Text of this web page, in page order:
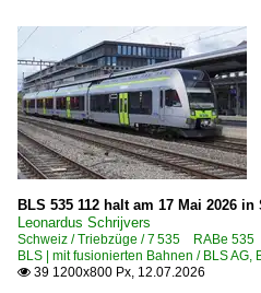
4 482 Re 482 ·SBB·
4 485 Re 485 ·BLS·
4 486 Re 486 ·BLS·
Ae 485 Ae 8/8 ·BLS·
E-Loks | ältere Bauarten
1 936 Ee 935 · Ee 936
Ae 6/8 ·BLS·
Be 4/4
BLS 535 112 halt am 17 Mai 2026
Leonardus Schrijvers
Schweiz / Triebzüge / 7 535 RABe
BLS | mit fusionierten Bahnen / BLS
 39 1200x800 Px, 12.07.2026